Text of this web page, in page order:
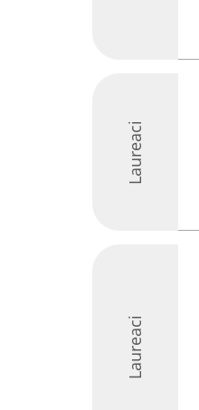
Laureaci
Laureaci